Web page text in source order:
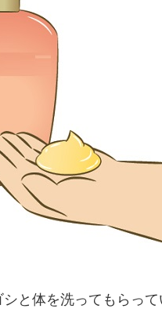
と体を洗ってもらって